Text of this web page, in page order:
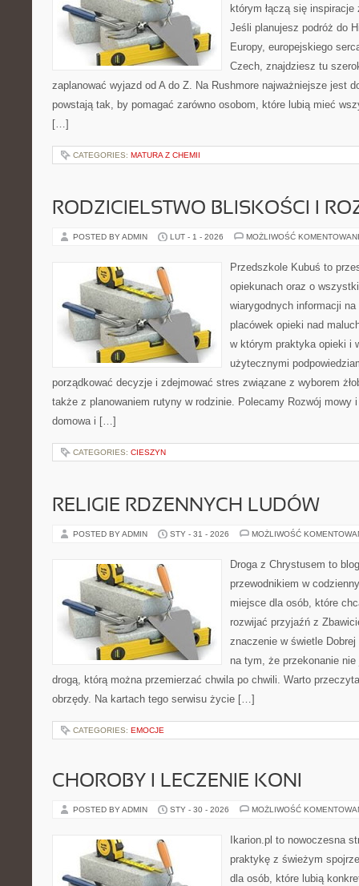
którym łączą się
Jeśli planujesz podróż do
Europy, europejskiego
Czech, znajdziesz tu
zaplanować wyjazd od A do Z. Na Rushmore najważniejsze jest
powstają tak, by pomagać zarówno osobom, które lubią mieć
[…]
CATEGORIES: MATURA Z CHEMII
RODZICIELSTWO BLISKOŚCI I
POSTED BY ADMIN LUT - 1 - 2026 MOŻLIWOŚĆ
Przedszkole Kubuś to
opiekunach oraz o
wiarygodnych informacji
placówek opieki nad
w którym praktyka opieki i
użytecznymi
porządkować decyzje i zdejmować stres związane z wyborem
także z planowaniem rutyny w rodzinie. Polecamy Rozwój mowy
domowa i […]
CATEGORIES: CIESZYN
RELIGIE RDZENNYCH LUDÓW
POSTED BY ADMIN STY - 31 - 2026 MOŻLIWOŚĆ
Droga z Chrystusem to
przewodnikiem w
miejsce dla osób, które
rozwijać przyjaźń z
znaczenie w świetle Dobrej
na tym, że przekonanie
drogą, którą można przemierzać chwila po chwili. Warto
obrzędy. Na kartach tego serwisu życie […]
CATEGORIES: EMOCJE
CHOROBY I LECZENIE KONI
POSTED BY ADMIN STY - 30 - 2026 MOŻLIWOŚĆ
Ikarion.pl to nowoczesna
praktykę z świeżym
dla osób, które lubią